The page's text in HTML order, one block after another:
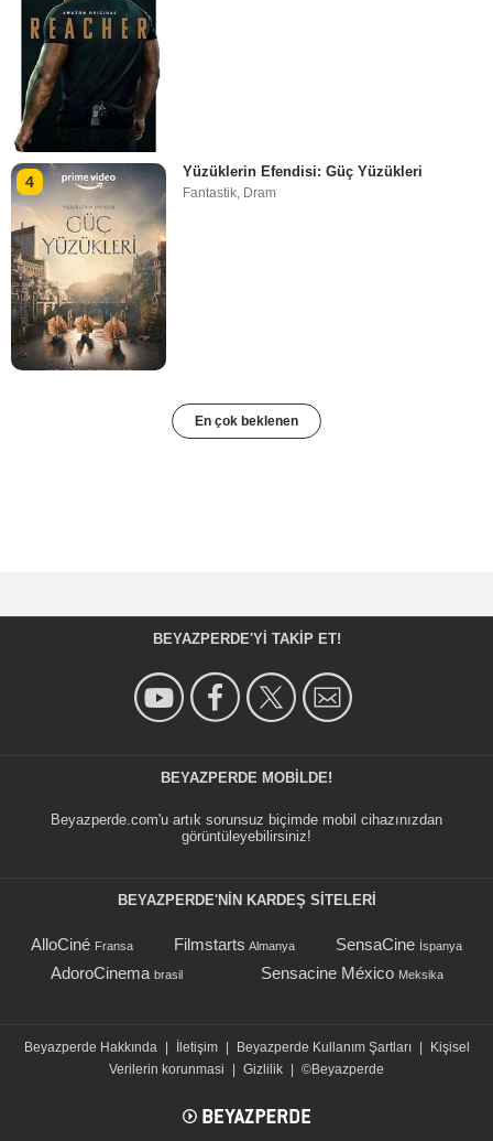
4
Yüzüklerin Efendisi: Güç Yüzükleri
Fantastik, Dram
En çok beklenen
BEYAZPERDE'YI TAKIP ET!
BEYAZPERDE MOBILDE!
Beyazperde.com'u artık sorunsuz biçimde mobil cihazınızdan
görüntüleyebilirsiniz!
BEYAZPERDE'NIN KARDEŞ SİTELERİ
AlloCiné Fransa Filmstarts Almanya SensaCine İspanya
AdoroCinema brasil Sensacine México Meksika
Beyazperde Hakkında İletişim Beyazperde Kullanım Şartları
Kişisel
Verilerin korunmasi
Gizlilik ©Beyazperde